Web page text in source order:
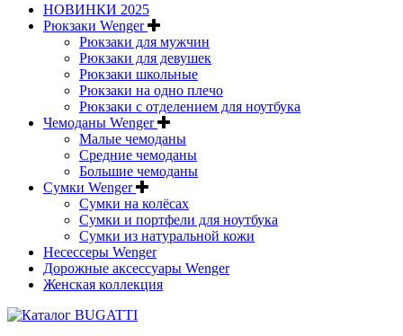
НОВИНКИ 2025
Рюкзаки Wenger
Рюкзаки для мужчин
Рюкзаки для девушек
Рюкзаки школьные
Рюкзаки на одно плечо
Рюкзаки с отделением для ноутбука
Чемоданы Wenger
Малые чемоданы
Средние чемоданы
Большие чемоданы
Сумки Wenger
Сумки на колёсах
Сумки и портфели для ноутбука
Сумки из натуральной кожи
Несессеры Wenger
Дорожные аксессуары Wenger
Женская коллекция